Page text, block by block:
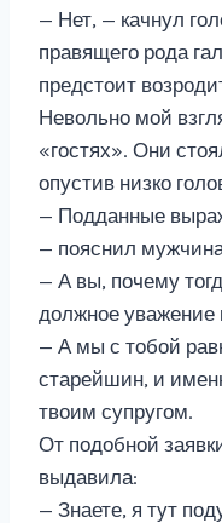
— Нет, — качнул
правящего рода
предстоит
Невольно мой
«гостях». Они
опустив низко
— Подданные
— пояснил
— А вы, почему
должное уважение
— А мы с тобой
старейшин, и
твоим супругом.
От подобной
выдавила:
— Знаете, я тут